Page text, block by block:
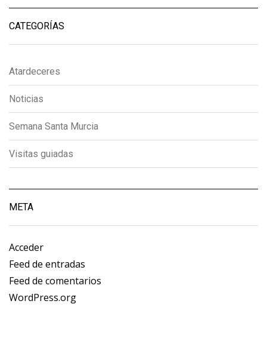
CATEGORÍAS
Atardeceres
Noticias
Semana Santa Murcia
Visitas guiadas
META
Acceder
Feed de entradas
Feed de comentarios
WordPress.org